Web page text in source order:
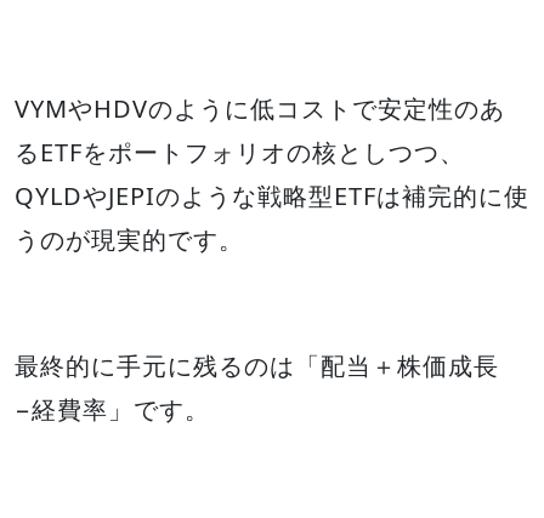
VYMやHDVのように低コストで安定性のあ
るETFをポートフォリオの核としつつ、
QYLDやJEPIのような戦略型ETFは補完的に使
うのが現実的です。
最終的に手元に残るのは「配当＋株価成長
−経費率」です。